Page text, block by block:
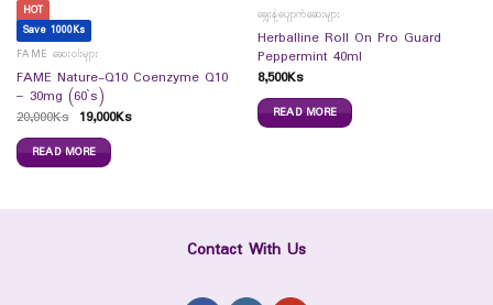
HOT
Save 1000Ks
FAME ဆေးဝါးများ
FAME Nature-Q10 Coenzyme Q10
– 30mg (60`s)
20,000Ks 19,000Ks
READ MORE
ချွေးနံ့ပျောက်ဆေးများ
Herballine Roll On Pro Guard
Peppermint 40ml
8,500Ks
READ MORE
Contact With Us